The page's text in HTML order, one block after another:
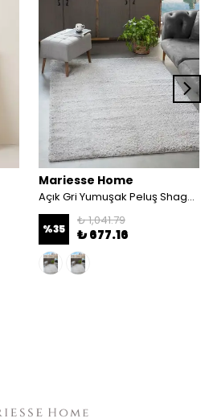
Mariesse Home
Açık Gri Yumuşak Peluş Shaggy Dokuma Halı Çocuk Odası Oturma Odası Salon Halısı - açık gri
%35
₺ 1,041.79
₺ 677.16